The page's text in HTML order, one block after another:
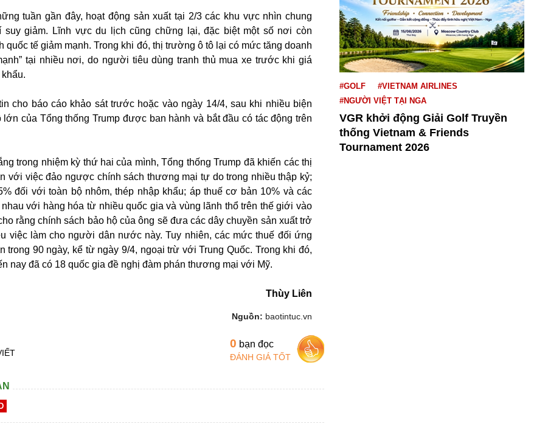
tuần gần đây, hoạt động sản xuất tại 2/3 các khu vực nhìn chung
suy giảm. Lĩnh vực du lịch cũng chững lại, đặc biệt một số nơi còn
tế giảm mạnh. Trong khi đó, thị trường ô tô lại có mức tăng doanh
tại nhiều nơi, do người tiêu dùng tranh thủ mua xe trước khi giá
cho báo cáo khảo sát trước hoặc vào ngày 14/4, sau khi nhiều biện
lớn của Tổng thống Trump được ban hành và bắt đầu có tác động trên
trong nhiệm kỳ thứ hai của mình, Tổng thống Trump đã khiến các thị
với việc đảo ngược chính sách thương mại tự do trong nhiều thập kỷ;
đối với toàn bộ nhôm, thép nhập khẩu; áp thuế cơ bản 10% và các
với hàng hóa từ nhiều quốc gia và vùng lãnh thổ trên thế giới vào
rằng chính sách bảo hộ của ông sẽ đưa các dây chuyền sản xuất trở
việc làm cho người dân nước này. Tuy nhiên, các mức thuế đối ứng
trong 90 ngày, kể từ ngày 9/4, ngoại trừ với Trung Quốc. Trong khi đó,
nay đã có 18 quốc gia đề nghị đàm phán thương mại với Mỹ.
Thùy Liên
Nguồn: baotintuc.vn
0 bạn đọc
ĐÁNH GIÁ TỐT
#GOLF
#VIETNAM AIRLINES
#NGƯỜI VIỆT TẠI NGA
VGR khởi động Giải Golf Truyền
thống Vietnam & Friends
Tournament 2026